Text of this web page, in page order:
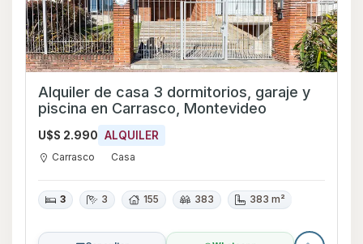
Alquiler de casa 3 dormitorios, garaje y
piscina en Carrasco, Montevideo
U$S 2.990 ALQUILER
Carrasco Casa
3 3 155 383 383 m²